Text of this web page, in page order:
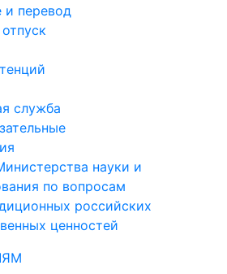
и перевод
служба
науки и
по вопросам
российских
ценностей